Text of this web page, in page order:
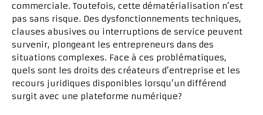
commerciale. Toutefois, cette dématérialisation n’est
pas sans risque. Des dysfonctionnements techniques,
clauses abusives ou interruptions de service peuvent
survenir, plongeant les entrepreneurs dans des
situations complexes. Face à ces problématiques,
quels sont les droits des créateurs d’entreprise et les
recours juridiques disponibles lorsqu’un différend
surgit avec une plateforme numérique?